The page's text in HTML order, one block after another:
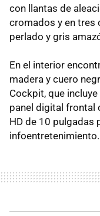
con llantas de
cromados y en tres
perlado y gris
En el interior
madera y cuero
Cockpit, que
panel digital frontal
HD de 10 pulgadas
infoentretenimiento.